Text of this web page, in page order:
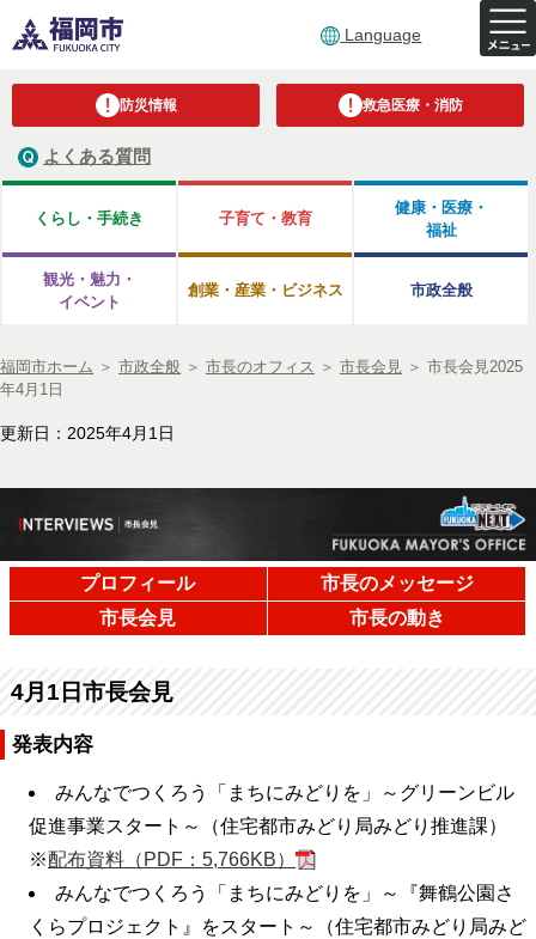
Language
防災情報 救急医療・消防
よくある質問
くらし・手続き 子育て・教育
健康・医療・
福祉
観光・魅力・
イベント
創業・産業・ビジネス 市政全般
福岡市ホーム ＞ 市政全般 ＞ 市長のオフィス ＞ 市長会見 ＞ 市長会見2025
年4月1日
更新日：2025年4月1日
プロフィール
市長のメッセージ
市長会見
市長の動き
4月1日市長会見
発表内容
みんなでつくろう「まちにみどりを」～グリーンビル
促進事業スタート～（住宅都市みどり局みどり推進課）
※配布資料（PDF：5,766KB）
みんなでつくろう「まちにみどりを」～『舞鶴公園さ
くらプロジェクト』をスタート～（住宅都市みどり局みど